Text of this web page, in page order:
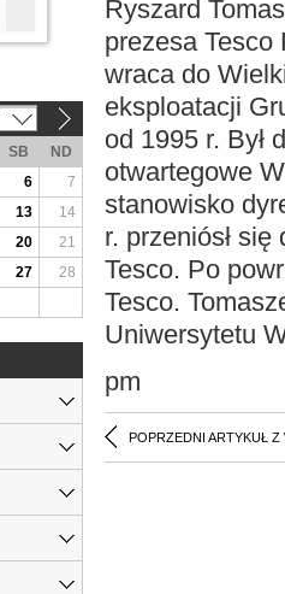
Ryszard
prezesa
wraca do
eksploatacji
od 1995 r. Był
otwartegowe
stanowisko
r. przeniósł
Tesco. Po
Tesco.
Uniwersytetu
pm
POPRZEDNI ARTYKUŁ Z
SB
ND
6
7
13
14
20
21
27
28